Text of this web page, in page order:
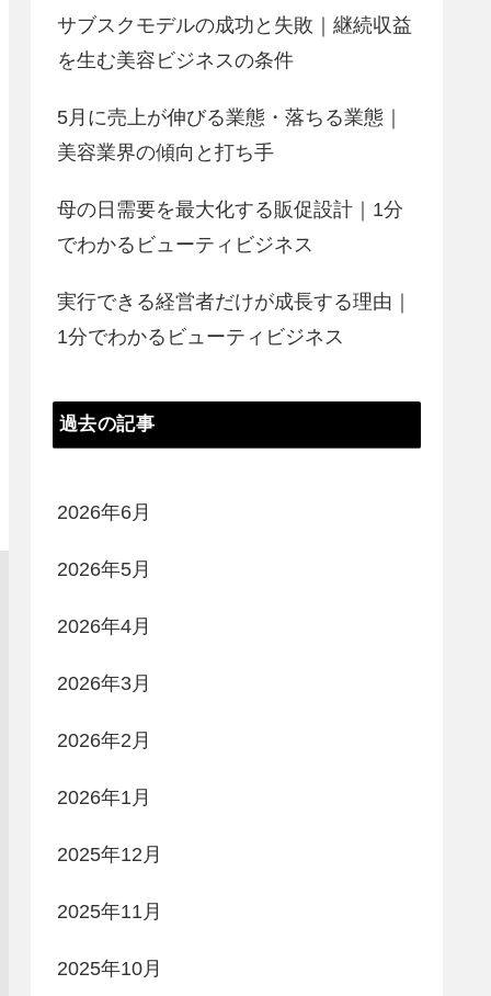
サブスクモデルの成功と失敗｜継続収益
を生む美容ビジネスの条件
5月に売上が伸びる業態・落ちる業態｜
美容業界の傾向と打ち手
母の日需要を最大化する販促設計｜1分
でわかるビューティビジネス
実行できる経営者だけが成長する理由｜
1分でわかるビューティビジネス
過去の記事
2026年6月
2026年5月
2026年4月
2026年3月
2026年2月
2026年1月
2025年12月
2025年11月
2025年10月